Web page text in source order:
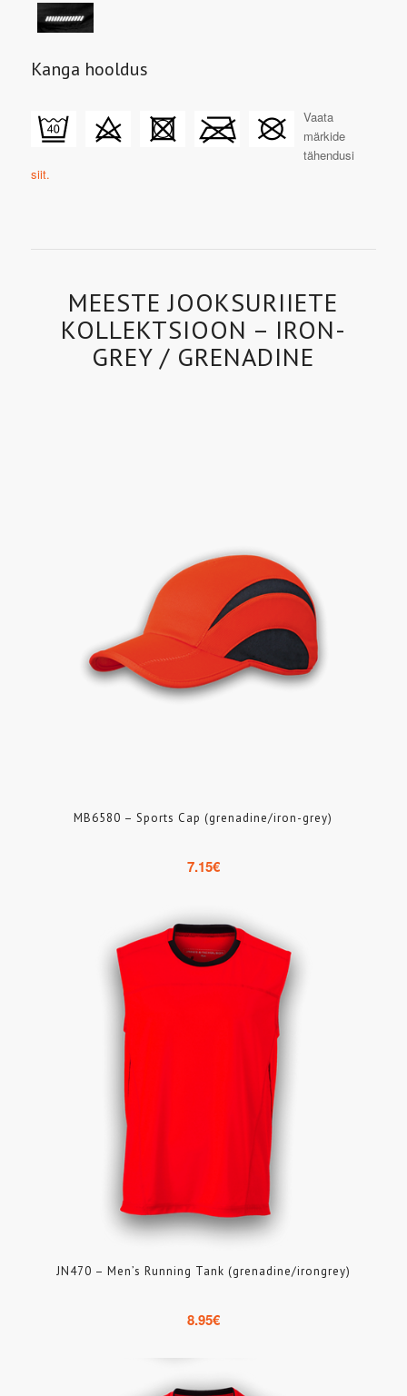
Kanga hooldus
Vaata
märkide
tähendusi
siit.
MEESTE JOOKSURIIETE
KOLLEKTSIOON – IRON-
GREY / GRENADINE
MB6580 – Sports Cap (grenadine/iron-grey)
7.15€
JN470 – Men’s Running Tank (grenadine/irongrey)
8.95€